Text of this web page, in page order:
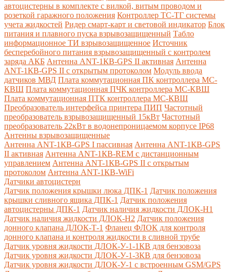
автоцистерны в комплекте с вилкой, витым проводом и
розеткой гаражного положения Контроллер ТС-ТГ системы
учета жидкостей Ридер смарт-карт и световой индикатор Блок
питания и плавного пуска взрывозащищенный Табло
информационное ТИ взрывозащищенное Источник
бесперебойного питания взрывозащищенный с контролем
заряда АКБ Антенна ANT-1КВ-GPS II активная Антенна
ANT-1КВ-GPS II с открытым протоколом Модуль ввода
датчиков МВД Плата коммутационная ПК контроллера МС-
КВШ Плата коммутационная ПЧК контроллера МС-КВШ
Плата коммутационная ПТК контроллера МС-КВШ
Преобразователь интерфейса принтера ПИП Частотный
преобразователь взрывозащищенный 15кВт Частотный
преобразователь 22кВт в водонепроницаемом корпусе IP68
Антенны взрывозащищенные
Антенна ANT-1КВ-GPS I пассивная Антенна ANT-1КВ-GPS
II активная Антенна ANT-1КВ-REM c дистанционным
управлением Антенна ANT-1КВ-GPS II с открытым
протоколом Антенна ANT-1КВ-WiFi
Датчики автоцистерн
Датчик положения крышки люка ДПК-1 Датчик положения
крышки сливного ящика ДПК-1 Датчик положения
автоцистерны ДПК-1 Датчик наличия жидкости ДЛОК-Н1
Датчик наличия жидкости ДЛОК-Н2 Датчик положения
донного клапана ДЛОК-Т-1 Фланец ФЛОК для контроля
донного клапана и контроля жидкости в сливной трубе
Датчик уровня жидкости ДЛОК-У-1-1КВ для бензовоза
Датчик уровня жидкости ДЛОК-У-1-3КВ для бензовоза
Датчик уровня жидкости ДЛОК-У-1 с встроенным GSM/GPS